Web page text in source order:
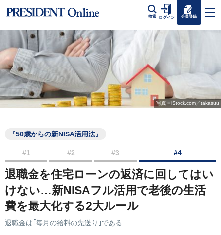
検索 ログイン 会員登録
写真＝iStock.com／takasuu
『50歳からの新NISA活用法』
#1 #2 #3 #4
退職金を住宅ローンの返済に回してはい
けない…新NISAフル活用で老後の生活
費を最大化する2大ルール
退職金は｢毎月の給料の先送り｣である